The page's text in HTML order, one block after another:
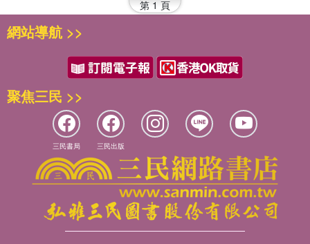
第 1 頁
網站導航 >>
聚焦三民 >>
三民書局 三民出版